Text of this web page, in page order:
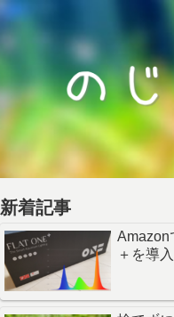
新着記事
Amazon
＋を導入